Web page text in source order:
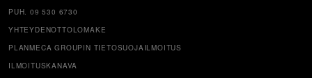
PUH. 09 530 6730
YHTEYDENOTTOLOMAKE
PLANMECA GROUPIN TIETOSUOJAILMOITUS
ILMOITUSKANAVA